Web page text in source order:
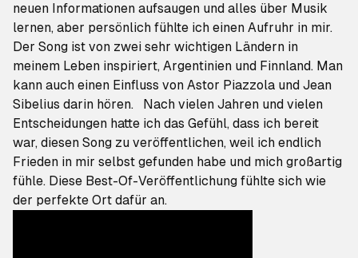
neuen Informationen aufsaugen und alles über Musik
lernen, aber persönlich fühlte ich einen Aufruhr in mir.
Der Song ist von zwei sehr wichtigen Ländern in
meinem Leben inspiriert, Argentinien und Finnland. Man
kann auch einen Einfluss von Astor Piazzola und Jean
Sibelius darin hören. Nach vielen Jahren und vielen
Entscheidungen hatte ich das Gefühl, dass ich bereit
war, diesen Song zu veröffentlichen, weil ich endlich
Frieden in mir selbst gefunden habe und mich großartig
fühle. Diese Best-Of-Veröffentlichung fühlte sich wie
der perfekte Ort dafür an.